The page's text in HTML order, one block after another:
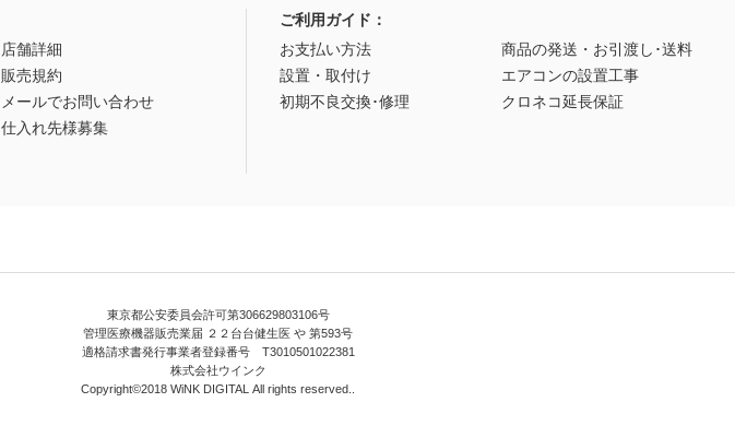
店舗詳細
販売規約
メールでお問い合わせ
仕入れ先様募集
ご利用ガイド：
お支払い方法
商品の発送・お引渡し･送料
設置・取付け
エアコンの設置工事
初期不良交換･修理
クロネコ延長保証
東京都公安委員会許可第306629803106号
管理医療機器販売業届 ２２台台健生医 や 第593号
適格請求書発行事業者登録番号 T3010501022381
株式会社ウインク
Copyright©2018 WiNK DIGITAL All rights reserved..